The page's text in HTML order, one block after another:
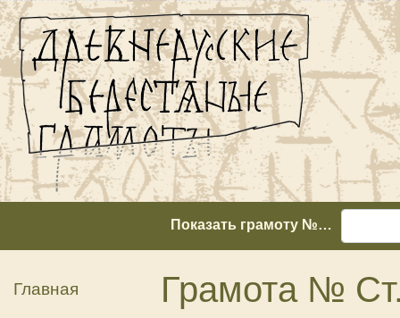
Показать грамоту №…
Главная Грамота №